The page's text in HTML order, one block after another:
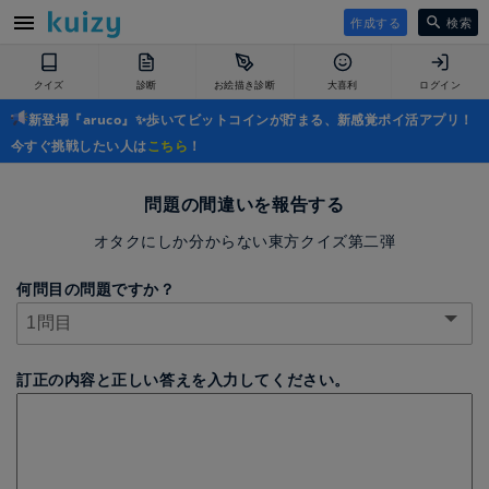
作成する 検索
クイズ 診断 お絵描き診断 大喜利 ログイン
新登場『aruco』✨歩いてビットコインが貯まる、新感覚ポイ活アプリ！
今すぐ挑戦したい人はこちら ！
問題の間違いを報告する
オタクにしか分からない東方クイズ第二弾
何問目の問題ですか？
訂正の内容と正しい答えを入力してください。